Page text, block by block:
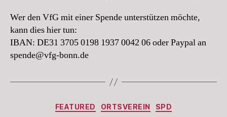
Wer den VfG mit einer Spende unterstützen möchte,
kann dies hier tun:
IBAN: DE31 3705 0198 1937 0042 06 oder Paypal an
spende@vfg-bonn.de
Kategorien
FEATURED ORTSVEREIN SPD